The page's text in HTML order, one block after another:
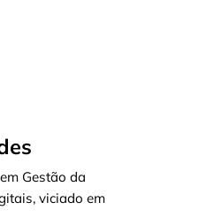
Gestão da
viciado em